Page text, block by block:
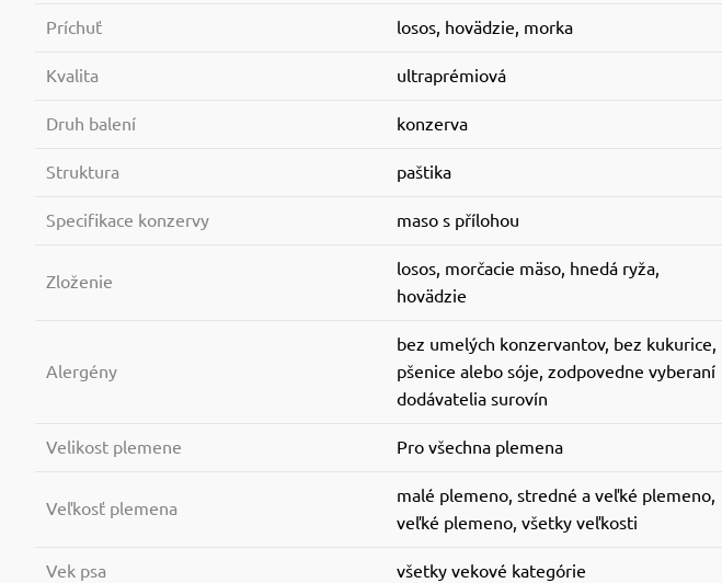
Príchuť losos, hovädzie, morka
Kvalita ultraprémiová
Druh balení konzerva
Struktura paštika
Specifikace konzervy maso s přílohou
Zloženie
losos, morčacie mäso, hnedá ryža,
hovädzie
Alergény
bez umelých konzervantov, bez kukurice,
pšenice alebo sóje, zodpovedne vyberaní
dodávatelia surovín
Velikost plemene Pro všechna plemena
Veľkosť plemena
malé plemeno, stredné a veľké plemeno,
veľké plemeno, všetky veľkosti
Vek psa všetky vekové kategórie